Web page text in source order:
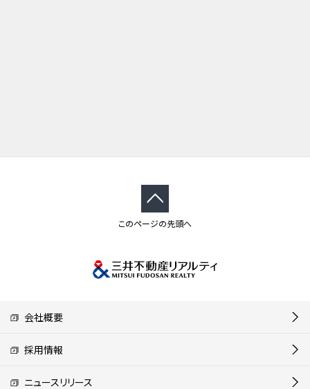
このページの先頭へ
会社概要
採用情報
ニュースリリース